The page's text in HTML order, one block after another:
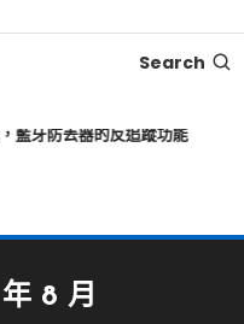
Search
藍牙防丟器的反追蹤功能
8 月